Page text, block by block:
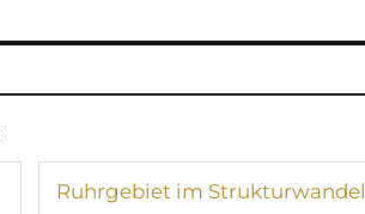
Ruhrgebiet im Strukturwandel